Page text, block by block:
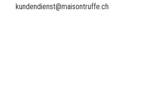
kundendienst@maisontruffe.ch